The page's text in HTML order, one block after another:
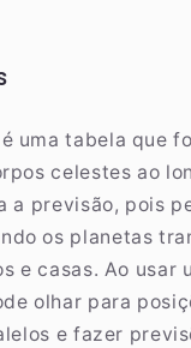
uma tabela que
celestes ao
a previsão, pois
os planetas
e casas. Ao usar
olhar para
e fazer